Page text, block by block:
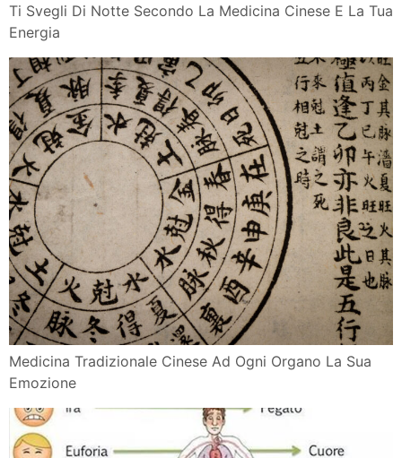
Ti Svegli Di Notte Secondo La Medicina Cinese E La Tua
Energia
Medicina Tradizionale Cinese Ad Ogni Organo La Sua
Emozione